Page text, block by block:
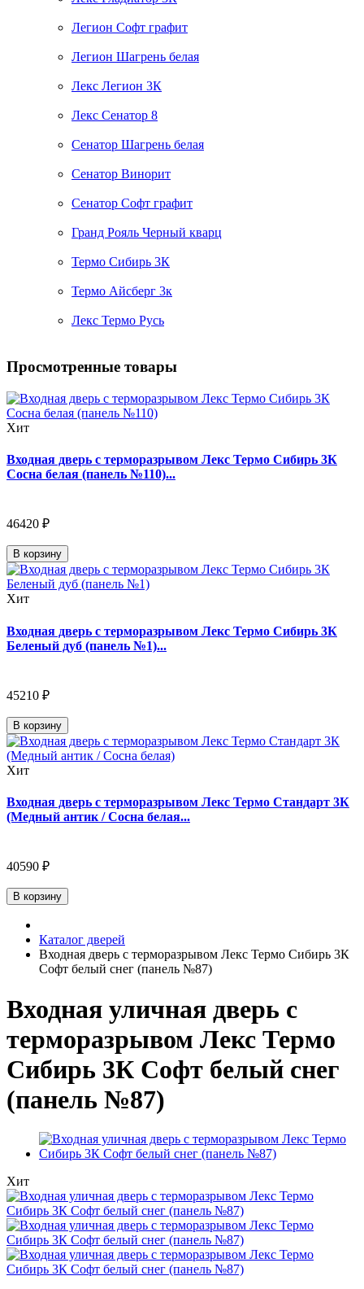
Легион Софт графит
Легион Шагрень белая
Лекс Легион 3К
Лекс Сенатор 8
Сенатор Шагрень белая
Сенатор Винорит
Сенатор Софт графит
Гранд Рояль Черный кварц
Термо Сибирь 3К
Термо Айсберг 3к
Лекс Термо Русь
Просмотренные товары
Хит
Входная дверь с терморазрывом Лекс Термо Сибирь 3К
Сосна белая (панель №110)...
46420 ₽
В корзину
Хит
Входная дверь с терморазрывом Лекс Термо Сибирь 3К
Беленый дуб (панель №1)...
45210 ₽
В корзину
Хит
Входная дверь с терморазрывом Лекс Термо Стандарт 3К
(Медный антик / Сосна белая...
40590 ₽
В корзину
Каталог дверей
Входная дверь с терморазрывом Лекс Термо Сибирь 3К
Софт белый снег (панель №87)
Входная уличная дверь с
терморазрывом Лекс Термо
Сибирь 3К Софт белый снег
(панель №87)
Хит